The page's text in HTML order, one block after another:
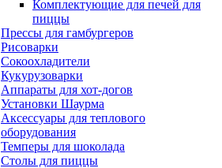
Комплектующие для печей для
пиццы
Прессы для гамбургеров
Рисоварки
Сокоохладители
Кукурузоварки
Аппараты для хот-догов
Установки Шаурма
Аксессуары для теплового
оборудования
Темперы для шоколада
Столы для пиццы